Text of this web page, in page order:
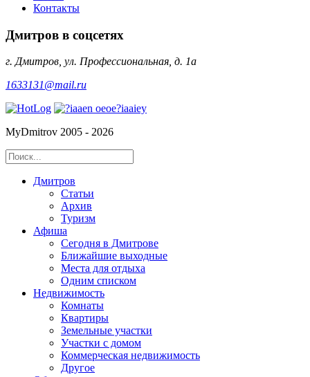
Контакты
Дмитров в соцсетях
г. Дмитров, ул. Профессиональная, д. 1а
1633131@mail.ru
MyDmitrov 2005 - 2026
Дмитров
Статьи
Архив
Туризм
Афиша
Сегодня в Дмитрове
Ближайшие выходные
Места для отдыха
Одним списком
Недвижимость
Комнаты
Квартиры
Земельные участки
Участки с домом
Коммерческая недвижимость
Другое